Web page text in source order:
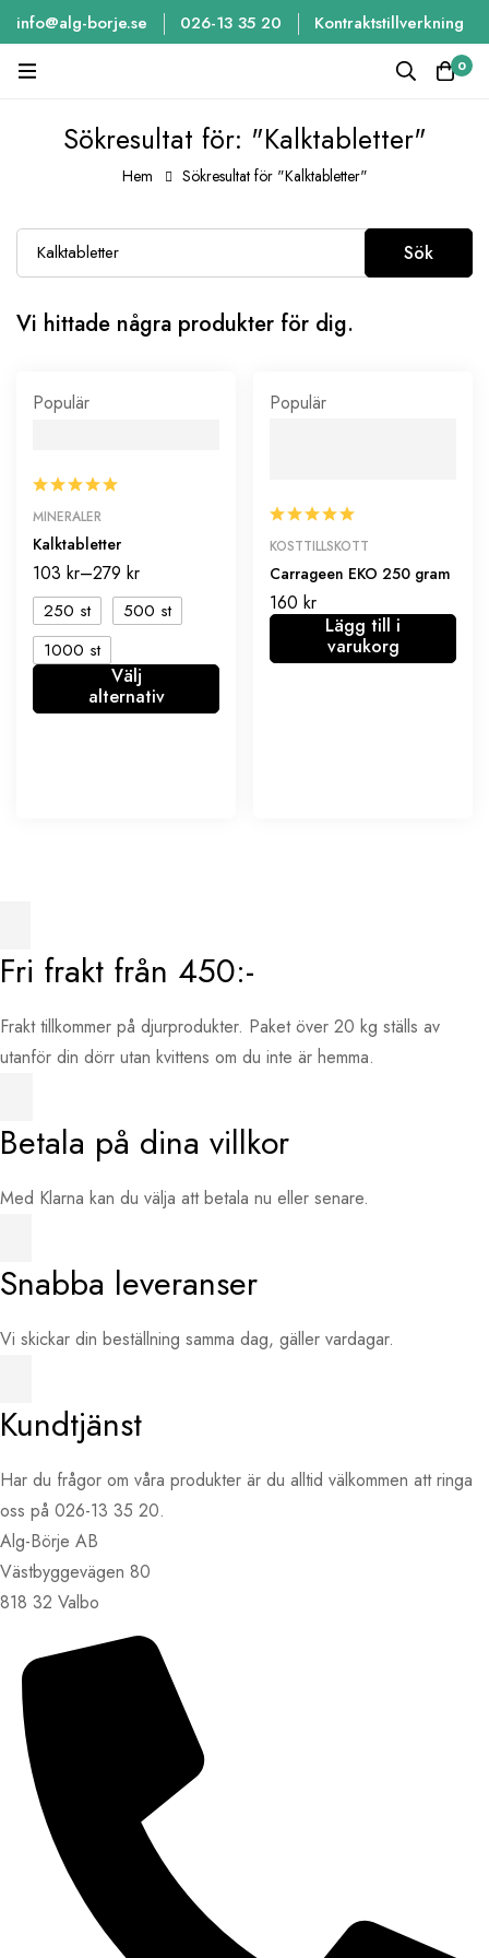
info@alg-borje.se 026-13 35 20 Kontraktstillverkning
0
Sökresultat för: "Kalktabletter"
Hem Sökresultat för "Kalktabletter"
Sök
Vi hittade några produkter för dig.
Populär
MINERALER
Kalktabletter
103 kr–279 kr
250 st
500 st
1000 st
Välj
alternativ
Populär
KOSTTILLSKOTT
Carrageen EKO 250 gram
160 kr
Lägg till i
varukorg
Fri frakt från 450:-
Frakt tillkommer på djurprodukter. Paket över 20 kg ställs av
utanför din dörr utan kvittens om du inte är hemma.
Betala på dina villkor
Med Klarna kan du välja att betala nu eller senare.
Snabba leveranser
Vi skickar din beställning samma dag, gäller vardagar.
Kundtjänst
Har du frågor om våra produkter är du alltid välkommen att ringa
oss på 026-13 35 20.
Alg-Börje AB
Västbyggevägen 80
818 32 Valbo